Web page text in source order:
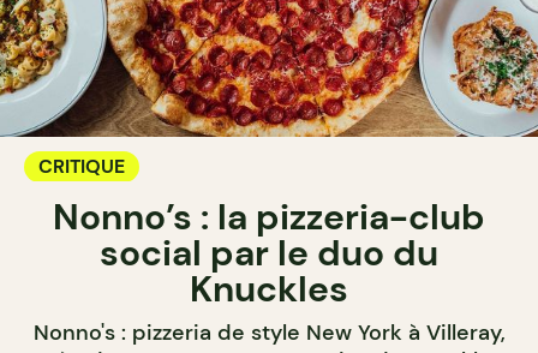
CRITIQUE
Nonno’s : la pizzeria-club
social par le duo du
Knuckles
Nonno's : pizzeria de style New York à Villeray,